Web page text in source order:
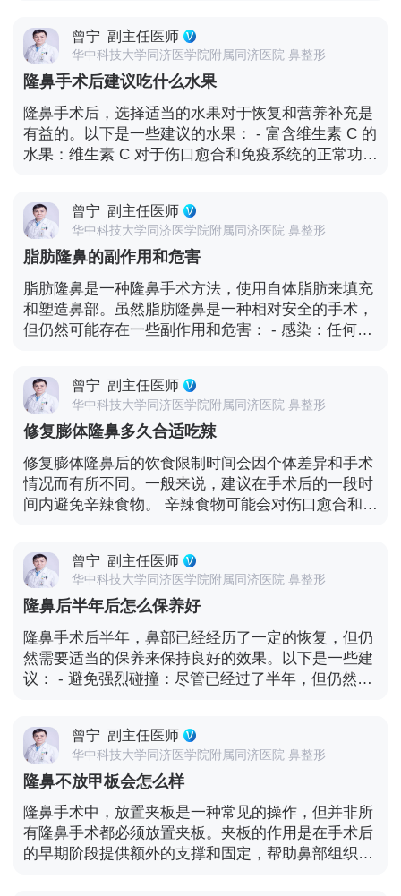
能需要进一步的检查和治疗。 如果隆鼻两年后仍然感
觉肿胀，以下是一些建议： - 咨询医生：尽快与你的
整形医生或相关专业医生联系，详细描述你的症状和
情况。他们可以进行面对面的检查，评估肿胀的原
因，并制定适当的治疗计划。 - 进行检查：医生可能
会建议进行一些检查，如影像学检查（如 X 光或 CT
扫描），以确定假体的位置和状况，以及是否存在任
能需要进行修复手术。 - 耐心和观察：肿胀的消退可
能需要时间，即使采取了治疗措施，也需要耐心等
待。同时，密切观察肿胀的变化，记录任何其他异常
症状或变化，并及时向医生反馈。 持续的肿胀可能会
让人感到困扰和担忧，但及时咨询专业医生是解决问
题的关键。他们能够根据具体情况进行准确的诊断和
提供适当的治疗方案，以确保你的健康和隆鼻效果。
不利影响。 酸萝卜通常具有一定的酸度和刺激性。过
量食用或食用过于频繁可能会对口腔和胃肠道产生刺
激，引起不适或消化问题。此外，酸萝卜可能含有刺
激性的调味料或添加剂，这也可能对手术后的恢复产
生一定影响。 然而，个体对食物的耐受性和反应是不
同的。有些人可能对酸萝卜的食用没有明显不适，而
有些人可能会感到不适或出现过敏反应。 如果你做完
尝试控制食用酸萝卜的量，避免过度食用。适量的食
用可能不会对恢复产生明显的负面影响。 - 注意个人
反应：密切观察自己的身体反应。如果食用后出现口
腔不适、消化问题或其他异常症状，应停止食用并咨
询医生的意见。 - 均衡饮食：确保饮食的均衡和多样
化，摄入足够的营养物质，包括蛋白质、维生素和矿
物质，以促进伤口的愈合和身体的恢复。 - 听从医生
最重要的是，要根据自己的身体状况和恢复情况来决
定是否食用酸萝卜。如果有任何疑虑或担忧，最好咨
询医生或营养师的意见，以确保饮食的选择对手术后
的恢复是适宜的。
曾宁 副主任医师
华中科技大学同济医学院附属同济医院 鼻整形
隆鼻手术后建议吃什么水果
隆鼻手术后，选择适当的水果对于恢复和营养补充是
有益的。以下是一些建议的水果： - 富含维生素 C 的
水果：维生素 C 对于伤口愈合和免疫系统的正常功能
纤维素有助于促进消化和保持肠道健康。水果如苹
果、梨、香蕉、火龙果等富含纤维素。 - 温和易消化
的水果：在手术后的恢复期间，选择温和、易消化的
水果较为适宜。例如，熟透的香蕉、桃子、蜜瓜等。
- 避免过酸或刺激性水果：某些水果可能具有较高的
酸度或刺激性，如柠檬、菠萝等。在恢复期间，尽量
避免过量食用这些水果，以免对伤口产生不适。 此
以避免细菌感染。同时，保持均衡的饮食，包括其他
营养素的摄入，对于整体恢复也是很重要的。 需要注
意的是，每个人的体质和恢复情况不同，对食物的耐
受性也可能有所差异。如果有任何食物过敏或特殊的
饮食限制，应在术前告知医生，并遵循医生的具体饮
食建议。与医生保持沟通，以确保手术后的恢复顺利
进行。
曾宁 副主任医师
华中科技大学同济医学院附属同济医院 鼻整形
脂肪隆鼻的副作用和危害
脂肪隆鼻是一种隆鼻手术方法，使用自体脂肪来填充
和塑造鼻部。虽然脂肪隆鼻是一种相对安全的手术，
但仍然可能存在一些副作用和危害： - 感染：任何手
自体脂肪移植后，部分脂肪可能会被吸收，导致隆鼻
效果不如预期。吸收的程度因个体差异而异。 - 不均
匀填充：脂肪填充可能出现不均匀的情况，导致鼻部
外观不平整。 - 脂肪移位：脂肪可能会在鼻部组织内
移位，影响隆鼻的效果。 - 出血和血肿：手术过程中
可能会出现出血和血肿形成，需要适当的处理和恢
复。 - 疤痕形成：手术切口处可能会形成疤痕，尽管
会比较明显。 为了减少副作用和危害的发生，选择经
验丰富的医生进行手术非常重要。医生的技术和经验
可以影响手术的效果和安全性。此外，术前的详细咨
询和评估也是必要的，医生会告知你手术的风险和可
能的并发症，并制定个性化的手术方案。 术后的护理
也至关重要，包括遵循医生的指示进行护理、保持伤
口清洁、避免剧烈运动等。如果出现任何异常症状或
曾宁 副主任医师
华中科技大学同济医学院附属同济医院 鼻整形
修复膨体隆鼻多久合适吃辣
修复膨体隆鼻后的饮食限制时间会因个体差异和手术
情况而有所不同。一般来说，建议在手术后的一段时
间内避免辛辣食物。 辛辣食物可能会对伤口愈合和恢
免食用辛辣食物。 然而，具体的时间限制还需要根据
个人的恢复情况来确定。有些人可能能够较早地适应
辛辣食物，而有些人可能需要更长时间来恢复。 在决
定是否开始吃辣时，可以考虑以下因素： - 伤口愈合
情况：观察鼻部伤口的愈合情况。如果伤口已经完全
愈合，没有红肿、疼痛或其他异常，那么逐渐引入辛
辣食物可能是安全的。 - 个人反应：注意自己对辛辣
重，应暂时避免食用。 - 医生建议：遵循医生的具体
建议。医生会根据手术情况和你的恢复进程，提供关
于饮食的具体指导。 在恢复期间，保持均衡的饮食对
于整体健康和伤口愈合非常重要。选择富含营养的食
物，如新鲜水果、蔬菜、蛋白质和健康脂肪，有助于
促进身体的恢复。 最重要的是要倾听自己身体的信
号，并根据个人情况做出适当的饮食选择。如果有任
曾宁 副主任医师
华中科技大学同济医学院附属同济医院 鼻整形
隆鼻后半年后怎么保养好
隆鼻手术后半年，鼻部已经经历了一定的恢复，但仍
然需要适当的保养来保持良好的效果。以下是一些建
议： - 避免强烈碰撞：尽管已经过了半年，但仍然要
洗面奶和温水轻轻清洗。避免过度摩擦或用力揉捏鼻
部。 - 注意防晒：阳光中的紫外线可能会对皮肤造成
损害，使用合适的防晒霜保护鼻部皮肤。 - 健康生活
方式：保持健康的生活方式，包括均衡饮食、充足睡
眠和适度运动，有助于整体身体健康和鼻部的恢复。
- 定期复查：与手术医生保持联系，按照医生的建议
定期进行复查，以确保隆鼻效果的稳定和健康。 - 避
曾宁 副主任医师
华中科技大学同济医学院附属同济医院 鼻整形
隆鼻不放甲板会怎么样
隆鼻手术中，放置夹板是一种常见的操作，但并非所
有隆鼻手术都必须放置夹板。夹板的作用是在手术后
的早期阶段提供额外的支撑和固定，帮助鼻部组织恢